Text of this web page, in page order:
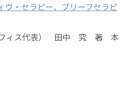
ヴ・セラピー、ブリーフセラピ
フィス代表） 田中 究 著 本